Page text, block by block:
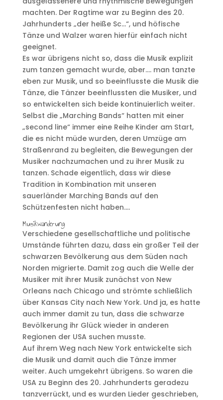
machten. Der Ragtime war zu Beginn des 20.
Jahrhunderts „der heiße Sc…“, und höfische
Tänze und Walzer waren hierfür einfach nicht
geeignet.
Es war übrigens nicht so, dass die Musik explizit
zum tanzen gemacht wurde, aber…. man tanzte
eben zur Musik, und so beeinflusste die Musik die
Tänze, die Tänzer beeinflussten die Musiker, und
so entwickelten sich beide kontinuierlich weiter.
Selbst die „Marching Bands“ hatten mit einer
„second line“ immer eine Reihe Kinder am Start,
die es nicht müde wurden, deren Umzüge am
Straßenrand zu begleiten, die Bewegungen der
Musiker nachzumachen und zu ihrer Musik zu
tanzen. Schade eigentlich, dass wir diese
Tradition in Kombination mit unseren
sauerländer Marching Bands auf den
Schützenfesten nicht haben….
Musikwanderung
Verschiedene gesellschaftliche und politische
Umstände führten dazu, dass ein großer Teil der
schwarzen Bevölkerung aus dem Süden nach
Norden migrierte. Damit zog auch die Welle der
Musiker mit ihrer Musik zunächst von New
Orleans nach Chicago und strömte schließlich
über Kansas City nach New York. Und ja, es hatte
auch immer damit zu tun, dass die schwarze
Bevölkerung ihr Glück wieder in anderen
Regionen der USA suchen musste.
Auf ihrem Weg nach New York entwickelte sich
die Musik und damit auch die Tänze immer
weiter. Auch umgekehrt übrigens. So waren die
USA zu Beginn des 20. Jahrhunderts geradezu
tanzverrückt, und es wurden Lieder geschrieben,